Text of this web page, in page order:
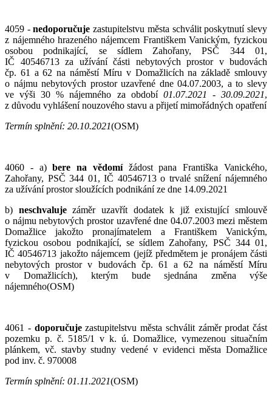
4059 -nedoporučuje zastupitelstvu města schválit poskytnutí slevy
z nájemného hrazeného nájemcem Františkem Vanickým, fyzickou
osobou podnikající, se sídlem Zahořany, PSČ 344 01,
IČ 40546713 za užívání části nebytových prostor v budovách
čp. 61 a 62 na náměstí Míru v Domažlicích na základě smlouvy
o nájmu nebytových prostor uzavřené dne 04.07.2003, a to slevy
ve výši 30 % nájemného za období 01.07.2021 - 30.09.2021,
z důvodu vyhlášení nouzového stavu a přijetí mimořádných opatření
Termín splnění: 20.10.2021(OSM)
4060 - a)bere na vědomížádost pana Františka Vanického,
Zahořany, PSČ 344 01, IČ 40546713 o trvalé snížení nájemného
za užívání prostor sloužících podnikání ze dne 14.09.2021
b) neschvalujezáměr uzavřít dodatek k již existující smlouvě
o nájmu nebytových prostor uzavřené dne 04.07.2003 mezi městem
Domažlice jakožto pronajímatelem a Františkem Vanickým,
fyzickou osobou podnikající, se sídlem Zahořany, PSČ 344 01,
IČ 40546713 jakožto nájemcem (jejíž předmětem je pronájem části
nebytových prostor v budovách čp. 61 a 62 na náměstí Míru
v Domažlicích), kterým bude sjednána změna výše
nájemného(OSM)
4061 - doporučujezastupitelstvu města schválit záměr prodat část
pozemku p. č. 5185/1 v k. ú. Domažlice, vymezenou situačním
plánkem, vč. stavby studny vedené v evidenci města Domažlice
pod inv. č. 970008
Termín splnění: 01.11.2021(OSM)